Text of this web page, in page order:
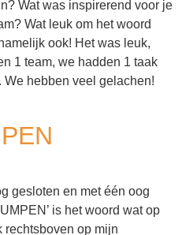
Wat was inspirerend voor je
Wat leuk om het woord
ook! Het was leuk,
1 team, we hadden 1 taak
hebben veel gelachen!
gesloten en met één oog
is het woord wat op
rechtsboven op mijn